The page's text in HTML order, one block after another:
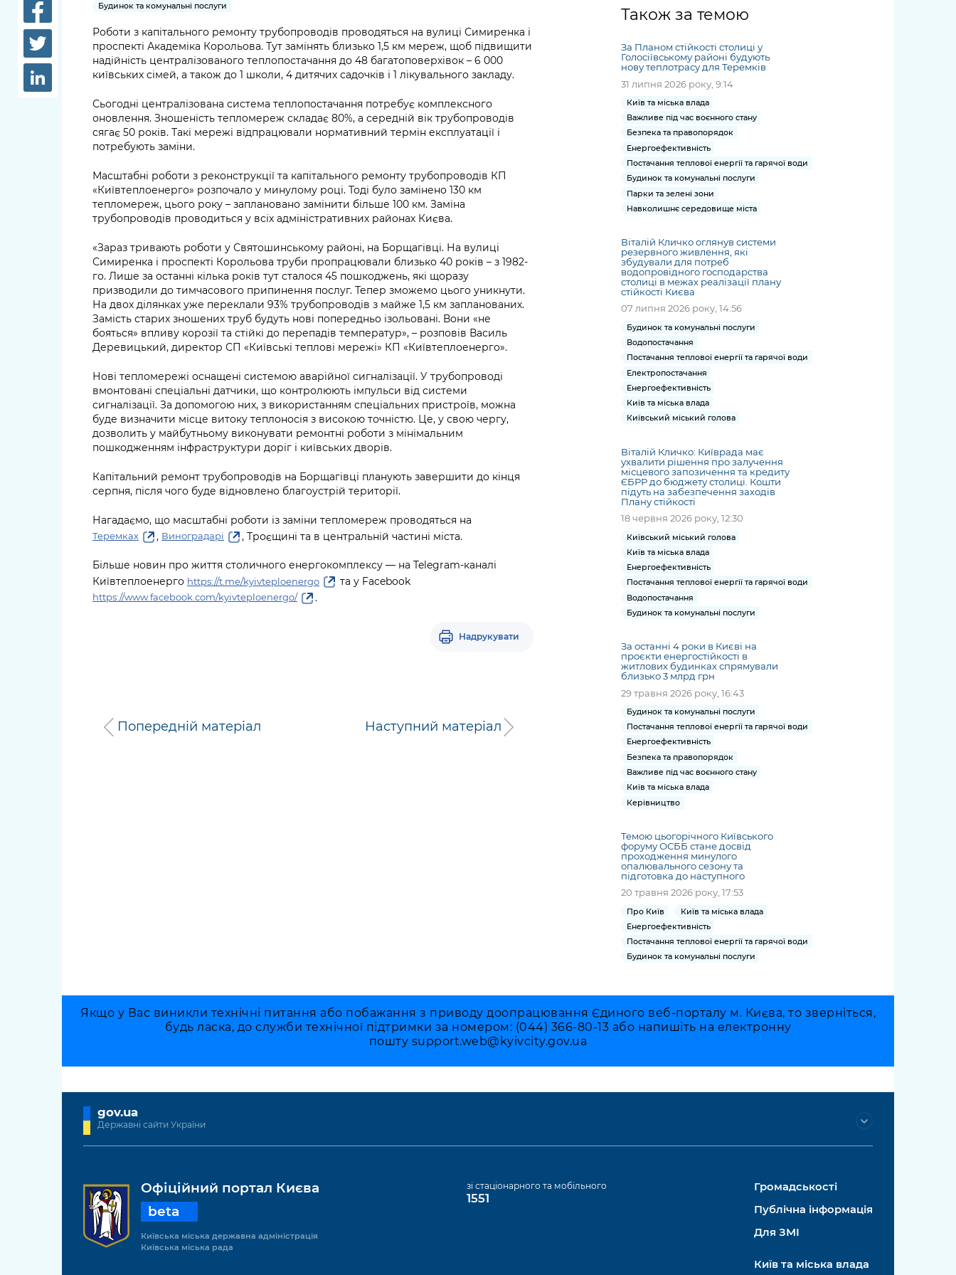
Рішення та розпорядження
Проєкти розпоряджень, що
КМВА
Статистика
Звернення громадян
Регуляторна діяльність
Безбар'єрність
адміністрація
Лікарні та медицина
Освіта та навчальні
заклади
Дороги, транспорт та
парковки
середовище міста
Безпека та
правопорядок
Іноземцям / For
Портал послуг
Міський застосунок Київ
Цифровий
Важливе під час
воєнного стану
Громадський
бюджет
міській військовій
адміністрації
«Ініціатива
«Партнерство
«Відкритий Уряд» –
місцевий рівень»
Важливе під час
воєнного стану
обмеженим
доступом
онлайн
Проекти
інших актів
Порядок
рішень, дій чи
бездіяльності
розпорядників
інформації
Звіти про
опрацювання
запитів на
публічну
інформацію
дашборди
ся на
новини та
КМДА /
Subscribe
announce
ments
from the
KCSA
журналіст
ський
запит /
Submitting
a media
request
for mass
Будинок та комунальні послуги
Роботи з капітального ремонту трубопроводів проводяться на вулиці Симиренка і
проспекті Академіка Корольова. Тут замінять близько 1,5 км мереж, щоб підвищити
надійність централізованого теплопостачання до 48 багатоповерхівок – 6 000
київських сімей, а також до 1 школи, 4 дитячих садочків і 1 лікувального закладу.
Сьогодні централізована система теплопостачання потребує комплексного
оновлення. Зношеність тепломереж складає 80%, а середній вік трубопроводів
сягає 50 років. Такі мережі відпрацювали нормативний термін експлуатації і
потребують заміни.
Масштабні роботи з реконструкції та капітального ремонту трубопроводів КП
«Київтеплоенерго» розпочало у минулому році. Тоді було замінено 130 км
тепломереж, цього року – заплановано замінити більше 100 км. Заміна
трубопроводів проводиться у всіх адміністративних районах Києва.
«Зараз тривають роботи у Святошинському районі, на Борщагівці. На вулиці
Симиренка і проспекті Корольова труби пропрацювали близько 40 років – з 1982-
го. Лише за останні кілька років тут сталося 45 пошкоджень, які щоразу
призводили до тимчасового припинення послуг. Тепер зможемо цього уникнути.
На двох ділянках уже переклали 93% трубопроводів з майже 1,5 км запланованих.
Замість старих зношених труб будуть нові попередньо ізольовані. Вони «не
бояться» впливу корозії та стійкі до перепадів температур», – розповів Василь
Деревицький, директор СП «Київські теплові мережі» КП «Київтеплоенерго».
Нові тепломережі оснащені системою аварійної сигналізації. У трубопроводі
вмонтовані спеціальні датчики, що контролюють імпульси від системи
сигналізації. За допомогою них, з використанням спеціальних пристроїв, можна
буде визначити місце витоку теплоносія з високою точністю. Це, у свою чергу,
дозволить у майбутньому виконувати ремонтні роботи з мінімальним
пошкодженням інфраструктури доріг і київських дворів.
Капітальний ремонт трубопроводів на Борщагівці планують завершити до кінця
серпня, після чого буде відновлено благоустрій території.
Нагадаємо, що масштабні роботи із заміни тепломереж проводяться на
Теремках , Виноградарі , Троєщині та в центральній частині міста.
Більше новин про життя столичного енергокомплексу — на Telegram-каналі
Київтеплоенерго https://t.me/kyivteploenergo та у Facebook
https://www.facebook.com/kyivteploenergo/ .
Надрукувати
Попередній матеріал Наступний матеріал
Також за темою
За Планом стійкості столиці у
Голосіївському районі будують
нову теплотрасу для Теремків
31 липня 2026 року, 9:14
Київ та міська влада
Важливе під час воєнного стану
Безпека та правопорядок
Енергоефективність
Постачання теплової енергії та гарячої води
Будинок та комунальні послуги
Парки та зелені зони
Навколишнє середовище міста
Віталій Кличко оглянув системи
резервного живлення, які
збудували для потреб
водопровідного господарства
столиці в межах реалізації плану
стійкості Києва
07 липня 2026 року, 14:56
Будинок та комунальні послуги
Водопостачання
Постачання теплової енергії та гарячої води
Електропостачання
Енергоефективність
Київ та міська влада
Київський міський голова
Віталій Кличко: Київрада має
ухвалити рішення про залучення
місцевого запозичення та кредиту
ЄБРР до бюджету столиці. Кошти
підуть на забезпечення заходів
Плану стійкості
18 червня 2026 року, 12:30
Київський міський голова
Київ та міська влада
Енергоефективність
Постачання теплової енергії та гарячої води
Водопостачання
Будинок та комунальні послуги
За останні 4 роки в Києві на
проєкти енергостійкості в
житлових будинках спрямували
близько 3 млрд грн
29 травня 2026 року, 16:43
Будинок та комунальні послуги
Постачання теплової енергії та гарячої води
Енергоефективність
Безпека та правопорядок
Важливе під час воєнного стану
Київ та міська влада
Керівництво
Темою цьогорічного Київського
форуму ОСББ стане досвід
проходження минулого
опалювального сезону та
підготовка до наступного
20 травня 2026 року, 17:53
Про Київ
Київ та міська влада
Енергоефективність
Постачання теплової енергії та гарячої води
Будинок та комунальні послуги
Якщо у Вас виникли технічні питання або побажання з приводу доопрацювання Єдиного веб-порталу м. Києва, то зверніться,
будь ласка, до служби технічної підтримки за номером: (044) 366-80-13 або напишіть на електронну
пошту support.web@kyivcity.gov.ua
gov.ua
Державні сайти України
Офіційний портал Києва
beta
Київська міська державна адміністрація
Київська міська рада
зі стаціонарного та мобільного
1551
Громадськості
Публічна інформація
Для ЗМІ
Київ та міська влада